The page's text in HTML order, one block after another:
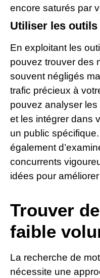
encore saturés par
Utiliser les outils
En exploitant les
pouvez trouver des
souvent négligés
trafic précieux à
pouvez analyser
et les intégrer dans
un public
également
concurrents
idées pour
Trouver
faible
La recherche de
nécessite une